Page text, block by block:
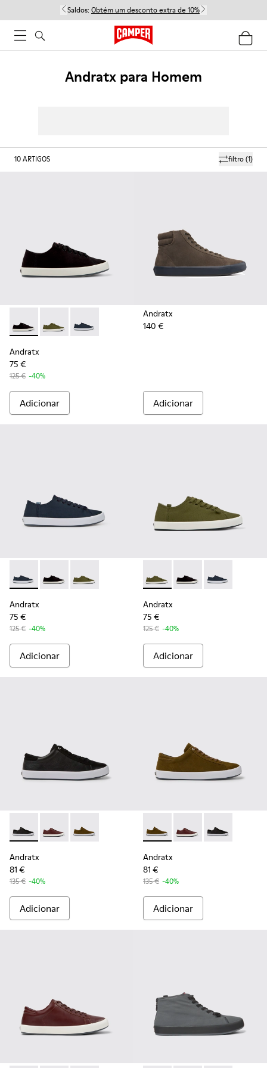
Saldos: Obtém um desconto extra de 10%
Andratx para Homem
filtro(1)
10ARTIGOS
Andratx - K100158-021 - Sapatilhas têxteis pretas Para
Andratx - K100158-020 - Ténis em têxtil verdes para
Andratx - K100158-011 - Blue
Andratx
75 €
125 € -40%
Adicionar
Andratx
140 €
Adicionar
Andratx - K100158-011 - Blue
Andratx - K100158-021 - Sapatilhas têxteis pretas
Andratx - K100158-020 - Ténis em têxtil
Andratx
75 €
125 € -40%
Adicionar
Andratx - K100158-020 -
Andratx - K100158-
Andratx -
Andratx
75 €
125 € -40%
Adicionar
Andratx - K100231-020 - Black
Andratx - K100231-029 - Sapatilhas de pele
Andratx - K100231-021 - Green
Andratx
81 €
135 € -40%
Adicionar
Andratx - K100231-021 -
Andratx - K100231-
Andratx -
Andratx
81 €
135 € -40%
Adicionar